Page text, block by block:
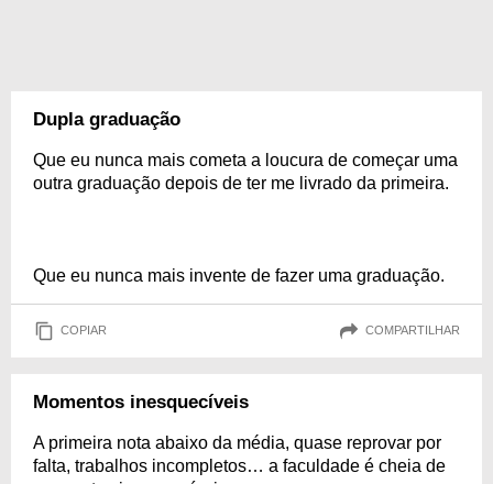
Dupla graduação
Que eu nunca mais cometa a loucura de começar uma
outra graduação depois de ter me livrado da primeira.
Que eu nunca mais invente de fazer uma graduação.
COPIAR COMPARTILHAR
Momentos inesquecíveis
A primeira nota abaixo da média, quase reprovar por
falta, trabalhos incompletos… a faculdade é cheia de